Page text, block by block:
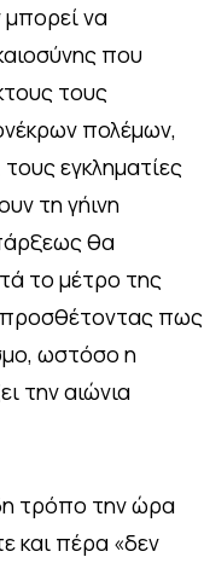
μπορεί να
που
τους
πολέμων,
εγκληματίες
τη γήινη
θα
το μέτρο της
προσθέτοντας πως
ωστόσο η
την αιώνια
τρόπο την ώρα
και πέρα «δεν